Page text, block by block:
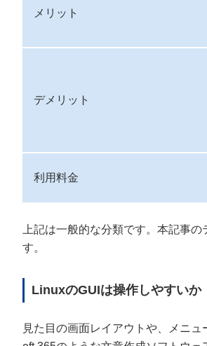
メリット
デメリット
利用料金
上記は一般的な分類です。本記事
す。
LinuxのGUIは操作しやすいか
見た目の画面レイアウトや、メニ